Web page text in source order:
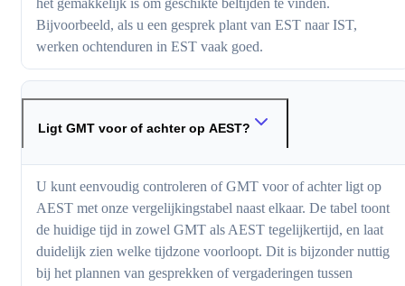
het gemakkelijk is om geschikte beltijden te vinden.
Bijvoorbeeld, als u een gesprek plant van EST naar IST,
werken ochtenduren in EST vaak goed.
Ligt GMT voor of achter op AEST?
U kunt eenvoudig controleren of GMT voor of achter ligt op
AEST met onze vergelijkingstabel naast elkaar. De tabel toont
de huidige tijd in zowel GMT als AEST tegelijkertijd, en laat
duidelijk zien welke tijdzone voorloopt. Dit is bijzonder nuttig
bij het plannen van gesprekken of vergaderingen tussen